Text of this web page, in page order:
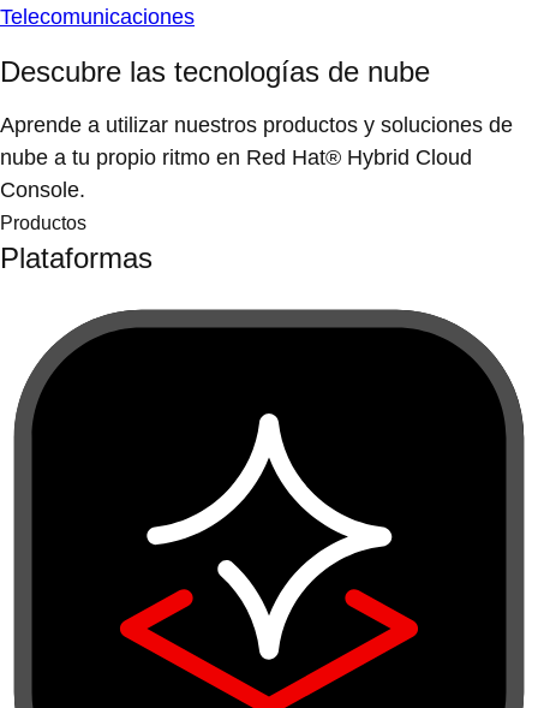
Telecomunicaciones
Descubre las tecnologías de nube
Aprende a utilizar nuestros productos y soluciones de
nube a tu propio ritmo en Red Hat® Hybrid Cloud
Console.
Productos
Plataformas